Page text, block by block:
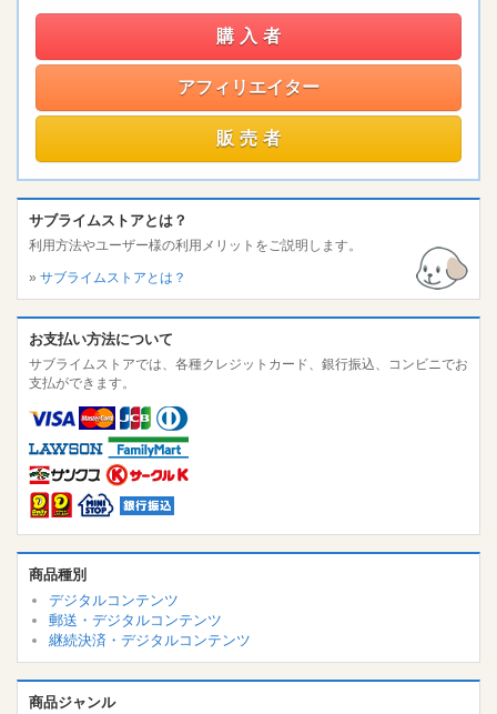
購入者
アフィリエイター
販売者
サブライムストアとは？
利用方法やユーザー様の利用メリットをご説明します。
» サブライムストアとは？
お支払い方法について
サブライムストアでは、各種クレジットカード、銀行振込、コンビニでお
支払ができます。
商品種別
デジタルコンテンツ
郵送・デジタルコンテンツ
継続決済・デジタルコンテンツ
商品ジャンル